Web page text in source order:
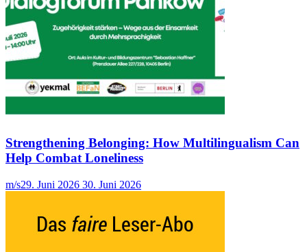
Strengthening Belonging: How Multilingualism Can
Help Combat Loneliness
m/s29. Juni 2026 30. Juni 2026